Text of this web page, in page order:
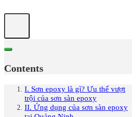
Contents
I. Sơn epoxy là gì? Ưu thế vượt
trội của sơn sàn epoxy
II. Ứng dụng của sơn sàn epoxy